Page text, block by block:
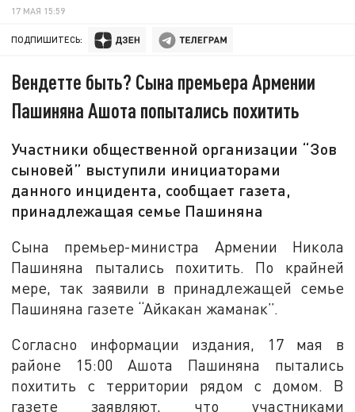
17 МАЯ 15:59
ПОДПИШИТЕСЬ:
Вендетте быть? Сына премьера Армении
Пашиняна Ашота попытались похитить
Участники общественной организации “Зов
сыновей” выступили инициаторами
данного инцидента, сообщает газета,
принадлежащая семье Пашиняна
Сына премьер-министра Армении Никола
Пашиняна пытались похитить. По крайней
мере, так заявили в принадлежащей семье
Пашиняна газете “Айкакан жаманак”.
Согласно информации издания, 17 мая в
районе 15:00 Ашота Пашиняна пытались
похитить с территории рядом с домом. В
газете заявляют, что участниками